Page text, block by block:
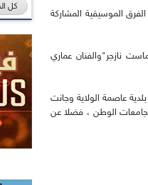
الموسيقية المشاركة
نازجر"والفنان عماري
عاصمة الولاية وجانت
الوطن ، فضلا عن
كل